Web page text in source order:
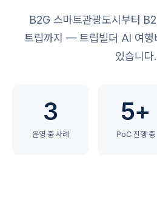
B2G 스마트관광도시부터
트립까지 — 트립빌더 AI 여행
있습니다.
3
운영 중 사례
5+
PoC 진행 중